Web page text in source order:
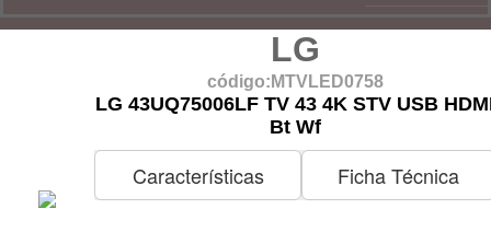
LG
código:MTVLED0758
LG 43UQ75006LF TV 43 4K STV USB
Bt Wf
Características Ficha Técnica